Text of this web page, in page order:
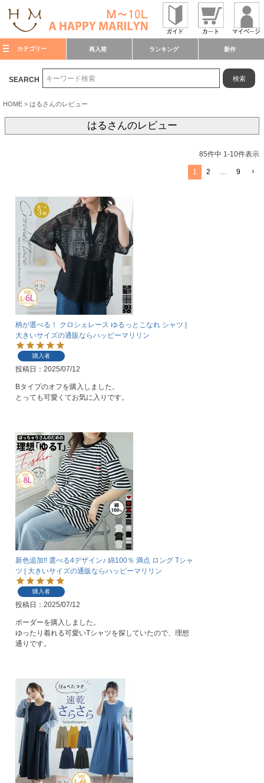
カテゴリー 再入荷 ランキング 新作
SEARCH 検索
HOME はるさんのレビュー
はるさんのレビュー
85件中 1-10件表示
1 2 … 9
柄が選べる！ クロシェレース ゆるっとこなれ シャツ |
大きいサイズの通販ならハッピーマリリン
購入者
投稿日 2025/07/12
Bタイプのオフを購入しました。
新色追加!! 選べる4デザイン♪ 綿100％ 満点 ロング Tシャ
ツ | 大きいサイズの通販ならハッピーマリリン
購入者
投稿日 2025/07/12
ボーダーを購入しました。
ゆったり着れる可愛いTシャツを探していたので、理想
通りです。